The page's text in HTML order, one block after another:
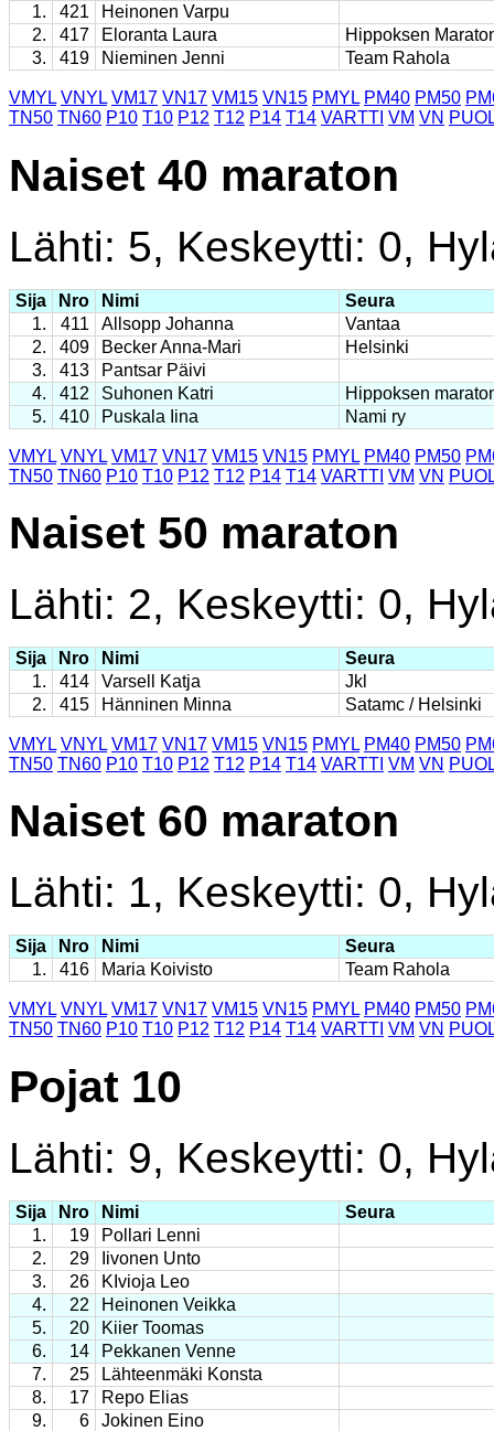
1.
421
Heinonen Varpu
2.
417 Eloranta Laura
Hippoksen
3.
419 Nieminen Jenni Team Rahola
VMYL VNYL VM17 VN17 VM15 VN15 PMYL PM40 PM50
TN50 TN60 P10 T10 P12 T12 P14 T14 VARTTI VM VN
Naiset 40 maraton
Lähti: 5, Keskeytti: 0,
Sija Nro Nimi
Seura
1.
411 Allsopp Johanna
Vantaa
2.
409 Becker Anna-Mari
Helsinki
3.
413
Pantsar Päivi
4.
412 Suhonen Katri
Hippoksen
5.
410 Puskala Iina Nami ry
VMYL VNYL VM17 VN17 VM15 VN15 PMYL PM40 PM50
TN50 TN60 P10 T10 P12 T12 P14 T14 VARTTI VM VN
Naiset 50 maraton
Lähti: 2, Keskeytti: 0,
Sija Nro Nimi
Seura
1.
414 Varsell Katja
Jkl
2.
415 Hänninen Minna Satamc / Helsinki
VMYL VNYL VM17 VN17 VM15 VN15 PMYL PM40 PM50
TN50 TN60 P10 T10 P12 T12 P14 T14 VARTTI VM VN
Naiset 60 maraton
Lähti: 1, Keskeytti: 0,
Sija Nro Nimi
Seura
1.
416 Maria Koivisto Team Rahola
VMYL VNYL VM17 VN17 VM15 VN15 PMYL PM40 PM50
TN50 TN60 P10 T10 P12 T12 P14 T14 VARTTI VM VN
Pojat 10
Lähti: 9, Keskeytti: 0,
Sija Nro Nimi
Seura
1.
19
Pollari Lenni
2.
29
Iivonen Unto
3.
26
KIvioja Leo
4.
22
Heinonen Veikka
5.
20
Kiier Toomas
6.
14
Pekkanen Venne
7.
25
Lähteenmäki Konsta
8.
17
Repo Elias
9.
6 Jokinen Eino